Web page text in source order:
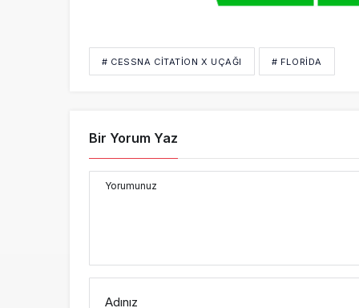
# CESSNA CITATION X UÇAĞI # FLORIDA
Bir Yorum Yaz
Yorumunuz
Adınız